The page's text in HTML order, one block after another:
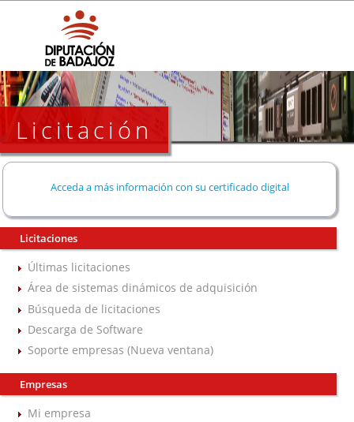
Licitación
Acceda a más información con su certificado digital
Licitaciones
Últimas licitaciones
Área de sistemas dinámicos de adquisición
Búsqueda de licitaciones
Descarga de Software
Soporte empresas (Nueva ventana)
Empresas
Mi empresa